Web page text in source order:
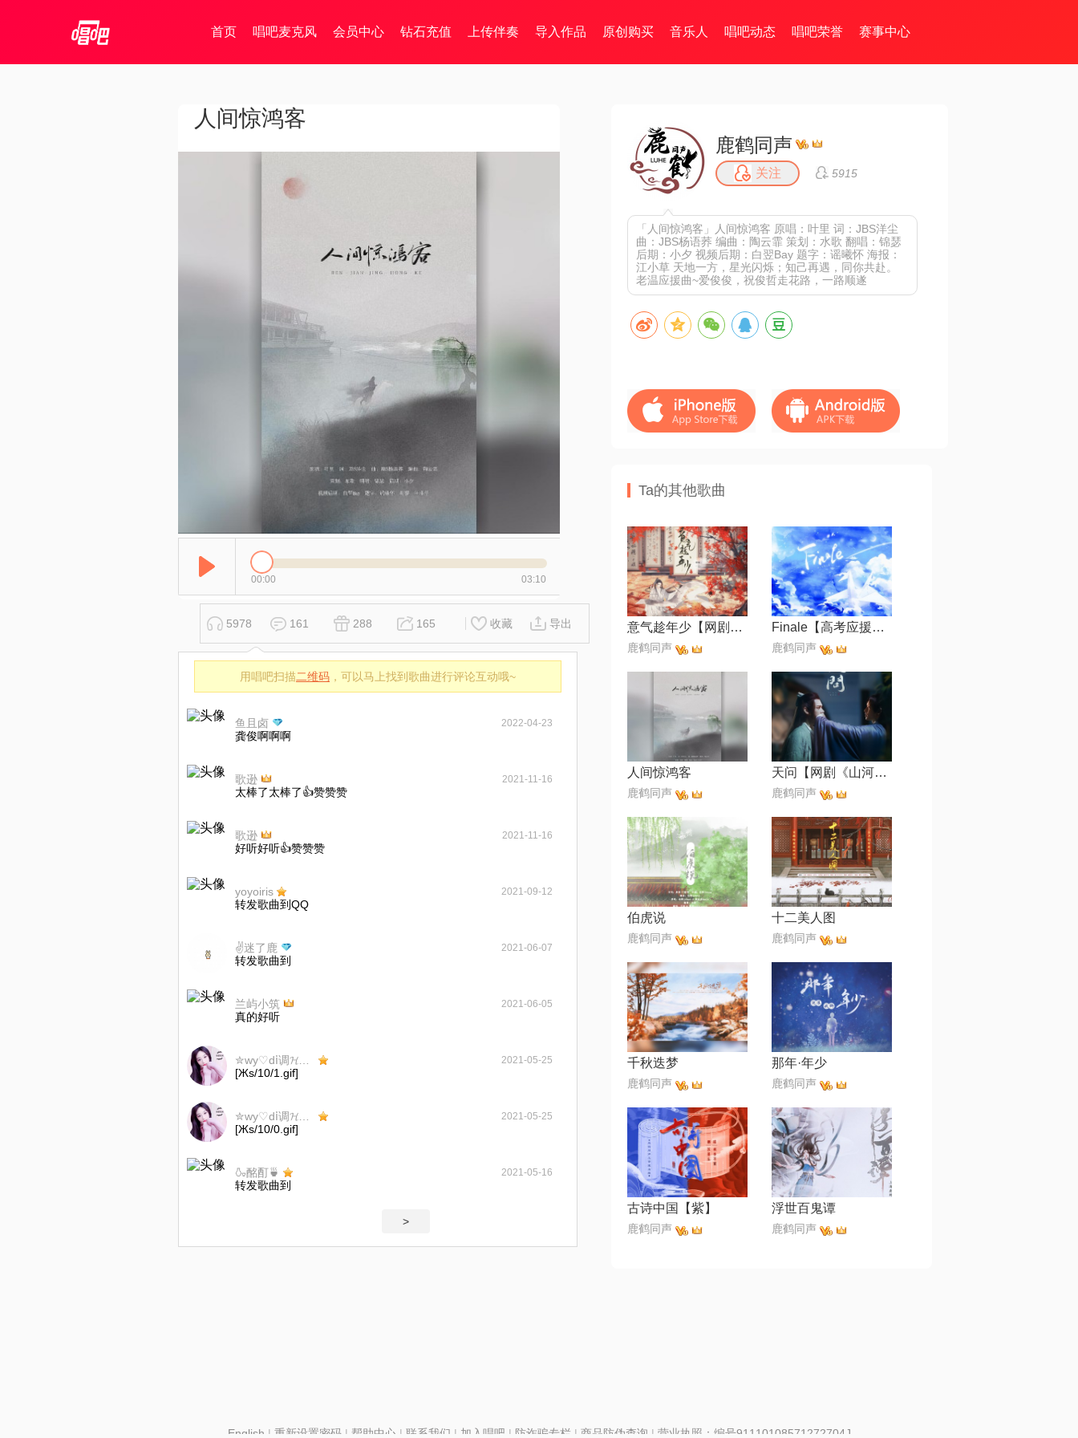
首页 唱吧麦克风 会员中心 钻石充值 上传伴奏 导入作品 原创购买 音乐人 唱吧动态 唱吧荣誉 赛事中心
人间惊鸿客
00:00 03:10
5978 161 288 165 收藏 导出
用唱吧扫描二维码 ，可以马上找到歌曲进行评论互动哦~
鱼且卤 2022-04-23
龚俊啊啊啊
歌逊 2021-11-16
太棒了太棒了👍赞赞赞
歌逊 2021-11-16
好听好听👍赞赞赞
yoyoiris 2021-09-12
转发歌曲到QQ
✌迷了鹿 2021-06-07
转发歌曲到
兰屿小筑 2021-06-05
真的好听
2021-05-25
[Жs/10/1.gif]
2021-05-25
[Жs/10/0.gif]
🍶酩酊🍵 2021-05-16
转发歌曲到
>
鹿鹤同声
关注 5915
「人间惊鸿客」
人间惊鸿客 原唱：叶里 词：JBS洋尘
曲：JBS杨语荞 编曲：陶云霏 策划：水歌 翻唱：锦瑟
后期：小夕 视频后期：白翌Bay 题字：谣曦怀 海报：
江小草 天地一方，星光闪烁；知己再遇，同你共赴。
老温应援曲~爱俊俊，祝俊哲走花路，一路顺遂
Ta的其他歌曲
意气趁年少【网剧《国子监来了个女弟子》主题曲】
鹿鹤同声
Finale【高考应援曲】
鹿鹤同声
人间惊鸿客
鹿鹤同声
天问【网剧《山河令》主题曲】
鹿鹤同声
伯虎说
鹿鹤同声
十二美人图
鹿鹤同声
千秋迭梦
鹿鹤同声
那年·年少
鹿鹤同声
古诗中国【紫】
鹿鹤同声
浮世百鬼谭
鹿鹤同声
English | 重新设置密码| 帮助中心 | 联系我们 | 加入唱吧 | 防诈骗专栏 | 商品防伪查询 | 营业执照：编号91110108571272704J